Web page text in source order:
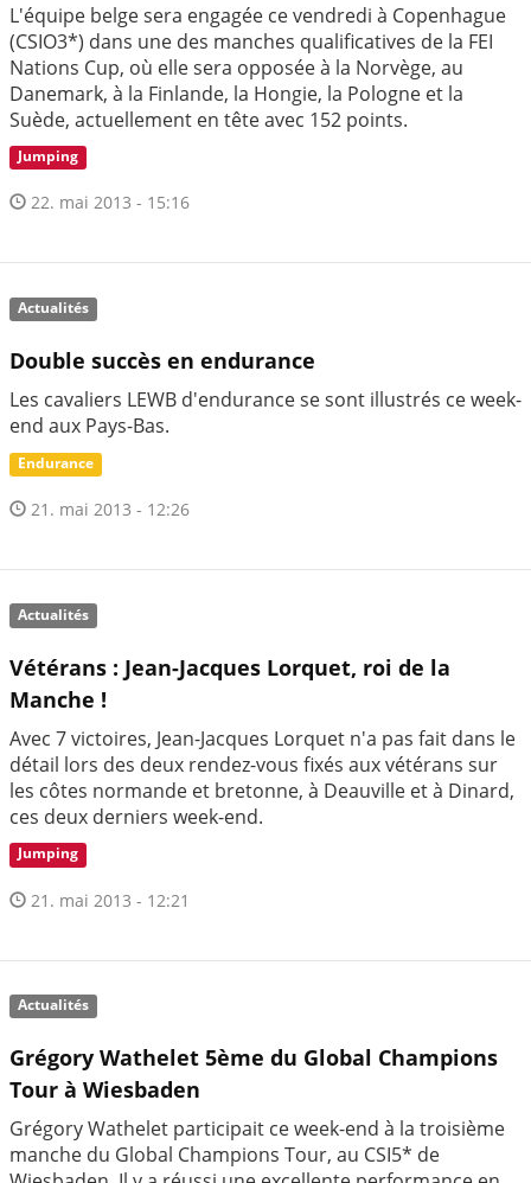
L'équipe belge sera engagée ce vendredi à Copenhague
(CSIO3*) dans une des manches qualificatives de la FEI
Nations Cup, où elle sera opposée à la Norvège, au
Danemark, à la Finlande, la Hongie, la Pologne et la
Suède, actuellement en tête avec 152 points.
Jumping
22. mai 2013 - 15:16
Actualités
Double succès en endurance
Les cavaliers LEWB d'endurance se sont illustrés ce week-
end aux Pays-Bas.
Endurance
21. mai 2013 - 12:26
Actualités
Vétérans : Jean-Jacques Lorquet, roi de la
Manche !
Avec 7 victoires, Jean-Jacques Lorquet n'a pas fait dans le
détail lors des deux rendez-vous fixés aux vétérans sur
les côtes normande et bretonne, à Deauville et à Dinard,
ces deux derniers week-end.
Jumping
21. mai 2013 - 12:21
Actualités
Grégory Wathelet 5ème du Global Champions
Tour à Wiesbaden
Grégory Wathelet participait ce week-end à la troisième
manche du Global Champions Tour, au CSI5* de